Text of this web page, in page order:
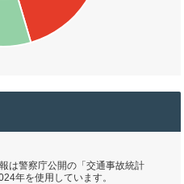
は警察庁公開の「交通事故統計
年を使用しています。